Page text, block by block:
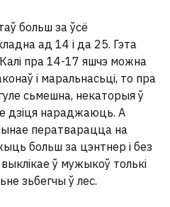
больш за ўсё
ад 14 і да 25. Гэта
Калі пра 14-17 яшчэ можна
і маральнасьці, то пра
сьмешна, некаторыя ў
дзіця нараджаюць. А
ператварацца на
больш за цэнтнер і без
ў мужыкоў толькі
зьбегчы ў лес.